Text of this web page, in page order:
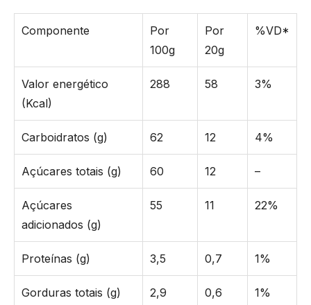
Componente
Por
100g
Por
20g
%VD*
Valor energético
(Kcal)
288 58 3%
Carboidratos (g) 62 12 4%
Açúcares totais (g) 60 12 –
Açúcares
adicionados (g)
55 11 22%
Proteínas (g) 3,5 0,7 1%
Gorduras totais (g) 2,9 0,6 1%